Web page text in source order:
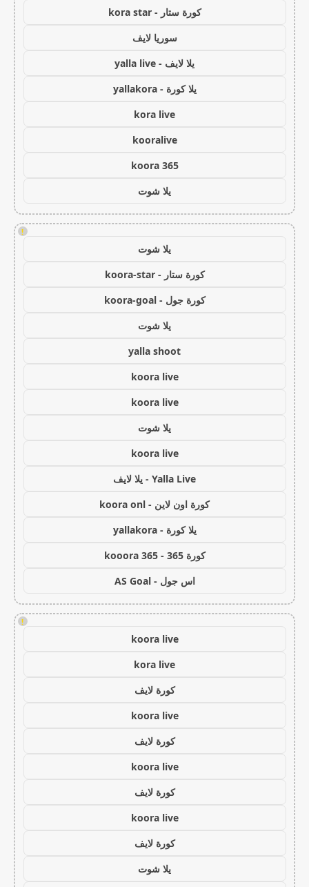
كورة ستار - kora star
سوريا لايف
يلا لايف - yalla live
يلا كورة - yallakora
kora live
kooralive
koora 365
يلا شوت
!
يلا شوت
كورة ستار - koora-star
كورة جول - koora-goal
يلا شوت
yalla shoot
koora live
koora live
يلا شوت
koora live
Yalla Live - يلا لايف
كورة اون لاين - koora onl
يلا كورة - yallakora
كورة 365 - kooora 365
اس جول - AS Goal
!
koora live
kora live
كورة لايف
koora live
كورة لايف
koora live
كورة لايف
koora live
كورة لايف
يلا شوت